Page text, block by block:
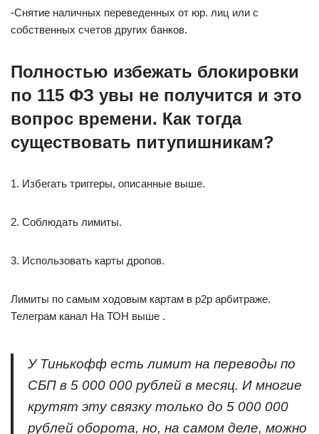
-Снятие наличных переведенных от юр. лиц или с
собственных счетов других банков.
Полностью избежать блокировки
по 115 ФЗ увы не получится и это
вопрос времени. Как тогда
существовать питупишникам?
1. Избегать триггеры, описанные выше.
2. Соблюдать лимиты.
3. Использовать карты дропов.
Лимиты по самым ходовым картам в p2p арбитраже.
Телеграм канал На ТОН выше .
У Тинькофф есть лимит на переводы по
СБП в 5 000 000 рублей в месяц. И многие
крутят эту связку только до 5 000 000
рублей оборота, но, на самом деле, можно